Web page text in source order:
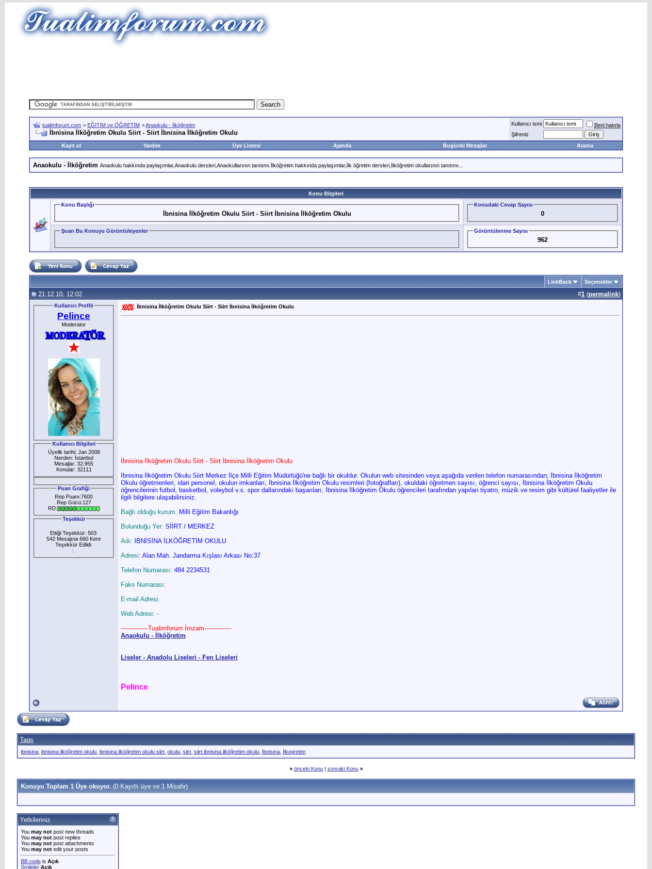
tualimforum.com > EĞİTİM ve ÖĞRETİM >Anaokulu - İlköğretim
İbnisina İlköğretim Okulu Siirt - Siirt İbnisina İlköğretim Okulu
Kullanıcı ismi
Beni hatırla
Şifreniz
Kayıt ol
Yardım Üye Listesi Ajanda Bugünki Mesajlar Arama
Anaokulu - İlköğretim Anaokulu hakkında paylaşımlar,Anaokulu dersleri,Anaokullarının tanıtımı.İlköğretim hakkında paylaşımlar,İlk öğretim dersleri,İlköğretim okullarının tanıtımı...
Konu Bilgileri
Konu Başlığı
İbnisina İlköğretim Okulu Siirt - Siirt İbnisina İlköğretim Okulu
Konudaki Cevap Sayısı
0
Şuan Bu Konuyu Görüntüleyenler Görüntülenme Sayısı
962
LinkBack Seçenekler
21.12.10, 12:02 #1 (permalink)
Kullanıcı Profili
Pelince
Moderator
Kullanıcı Bilgileri
Üyelik tarihi: Jan 2008
Nerden: İstanbul
Mesajlar: 32.955
Konular: 32111
Puan Grafiği
Rep Puanı:7600
Rep Gücü:127
RD:
Teşekkür
Ettiği Teşekkür: 503
542 Mesajına 660 Kere
Teşekkür Edlidi
:
İbnisina İlköğretim Okulu Siirt - Siirt İbnisina İlköğretim Okulu
İbnisina İlköğretim Okulu Siirt - Siirt İbnisina İlköğretim Okulu
İbnisina İlköğretim Okulu Siirt Merkez İlçe Milli Eğitim Müdürlüğü'ne bağlı bir okuldur. Okulun web sitesinden veya aşağıda verilen telefon numarasından; İbnisina İlköğretim
Okulu öğretmenleri, idari personel, okulun imkanları, İbnisina İlköğretim Okulu resimleri (fotoğrafları), okuldaki öğretmen sayısı, öğrenci sayısı, İbnisina İlköğretim Okulu
öğrencilerinin futbol, basketbol, voleybol v.s. spor dallarındaki başarıları, İbnisina İlköğretim Okulu öğrencileri tarafından yapılan tiyatro, müzik ve resim gibi kültürel faaliyetler ile
ilgili bilgilere ulaşabilirsiniz.
Bağlı olduğu kurum: Milli Eğitim Bakanlığı
Bulunduğu Yer: SİİRT / MERKEZ
Adı: IBNİSİNA İLKÖĞRETİM OKULU
Adresi: Alan Mah. Jandarma Kışlası Arkası No:37
Telefon Numarası: 484 2234531
Faks Numarası:
E-mail Adresi:
Web Adresi: -
--------------Tualimforum İmzam--------------
Anaokulu - İlköğretim
Liseler - Anadolu Liseleri - Fen Liseleri
Pelince
Tags
ibnisina ibnisina ilköğretim okulu ibnisina ilköğretim okulu siirt okulu siirt siirt ibnisina ilköğretim okulu İbnisina İlkogretim
« önceki Konu| sonraki Konu »
Konuyu Toplam 1 Üye okuyor. (0 Kayıtlı üye ve 1 Misafir)
Yetkileriniz
You may not post new threads
You may not post replies
You may not post attachments
You may not edit your posts
BB code is Açık
Smileler Açık